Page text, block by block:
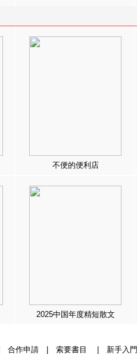
不便的便利店
2025中国年度精短散文
合作申請| 索要書目 新手入門